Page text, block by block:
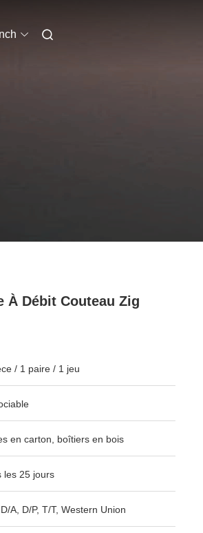
À Débit Couteau Zig
/ 1 paire / 1 jeu
en carton, boîtiers en bois
les 25 jours
A, D/P, T/T, Western Union